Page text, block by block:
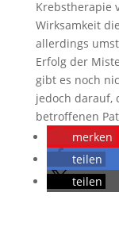
Krebstherapie
Wirksamkeit
allerdings
Erfolg der
gibt es noch
jedoch darauf,
betroffenen
merken
teilen
teilen